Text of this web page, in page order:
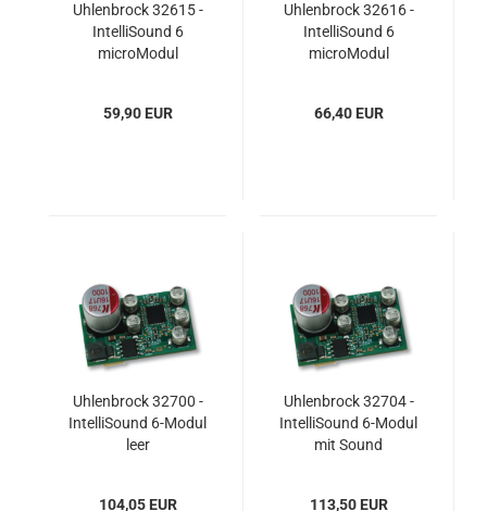
Uhlenbrock 32615 -
IntelliSound 6
microModul
59,90 EUR
Uhlenbrock 32616 -
IntelliSound 6
microModul
66,40 EUR
Uhlenbrock 32700 -
IntelliSound 6-Modul
leer
104,05 EUR
Uhlenbrock 32704 -
IntelliSound 6-Modul
mit Sound
113,50 EUR